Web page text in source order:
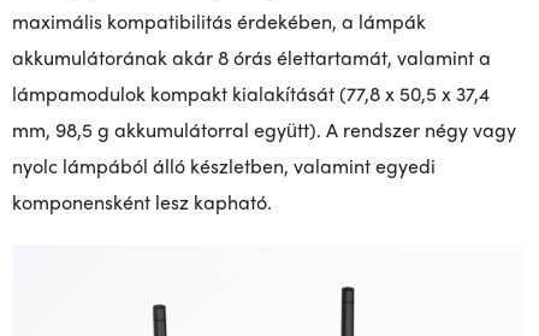
maximális kompatibilitás érdekében, a lámpák
akkumulátorának akár 8 órás élettartamát, valamint a
lámpamodulok kompakt kialakítását (77,8 x 50,5 x 37,4
mm, 98,5 g akkumulátorral együtt). A rendszer négy vagy
nyolc lámpából álló készletben, valamint egyedi
komponensként lesz kapható.